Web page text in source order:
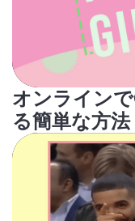
オンライン
る簡単な方法